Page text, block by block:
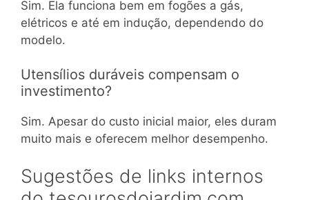
Sim. Ela funciona bem em fogões a gás,
elétricos e até em indução, dependendo do
modelo.
Utensílios duráveis compensam o
investimento?
Sim. Apesar do custo inicial maior, eles duram
muito mais e oferecem melhor desempenho.
Sugestões de links internos